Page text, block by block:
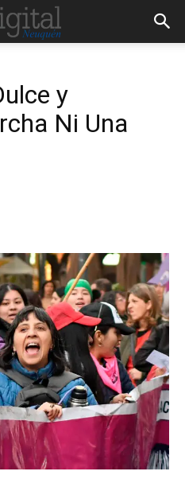
y
Ni Una